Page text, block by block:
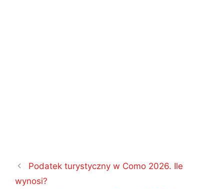
Nawigacja
Podatek turystyczny w Como 2026. Ile
wynosi?